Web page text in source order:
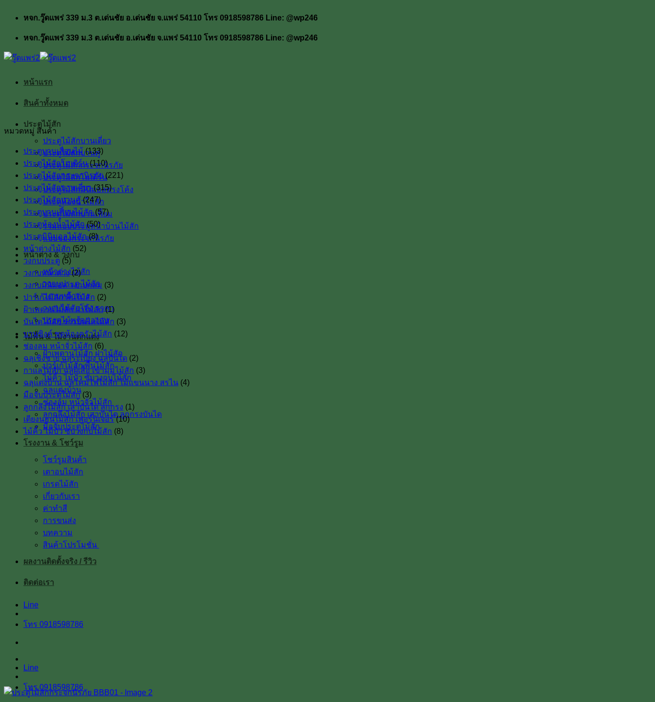
หจก.วู๊ดแพร่ 339 ม.3 ต.เด่นชัย อ.เด่นชัย จ.แพร่ 54110 โทร 0918598786 Line: @wp246
หจก.วู๊ดแพร่ 339 ม.3 ต.เด่นชัย อ.เด่นชัย จ.แพร่ 54110 โทร 0918598786 Line: @wp246
หน้าแรก
สินค้าทั้งหมด
ประตูไม้สัก
ประตูไม้สักบานเดี่ยว
ประตูไม้สักบานคู่
ประตูไม้สักกระจกนิรภัย
ประตูไม้สักโมเดิร์น
ประตูไม้สักมินิมอลทรงโค้ง
ประตูห้องน้ำไม้สัก
ประตูไม้สักบานเฟี้ยม
รวมแบบประตูหน้าบ้านไม้สัก
แบบของกระจกนิรภัย
หน้าต่าง & วงกบ
หน้าต่างไม้สัก
วงกบประตู ไม้สัก
วงกบหน้าต่าง
วงกบไม้สักโค้ง ราคา
ประตูไม้พร้อมวงกบ
ไม้พื้น & ไม้งานตกแต่ง
ฝ้าเพดานไม้สัก ฝาไม้สัก
ปาร์เก้ไม้สัก พื้นไม้สัก
ไม้คิ้ว ไม้บัว ซับวงกบไม้สัก
ฉลุแต่งบ้าน
ช่องลม หน้าจั่วไม้สัก
ลูกกลึงไม้สัก เสาบันได ลูกกรงบันได
มือจับประตูไม้สัก
โรงงาน & โชว์รูม
โชว์รูมสินค้า
เตาอบไม้สัก
เกรดไม้สัก
เกี่ยวกับเรา
ค่าทำสี
การขนส่ง
บทความ
สินค้าโปรโมชั่น
ผลงานติดตั้งจริง / รีวิว
ติดต่อเรา
Line
โทร 0918598786
Line
โทร 0918598786
หมวดหมู่ สินค้า
ประตูบานเลื่อนไม้ (133)
ประตูไม้สักโมเดิร์น (110)
ประตูไม้สักกระจกนิรภัย (221)
ประตูไม้สักบานเดี่ยว (315)
ประตูไม้สักบานคู่ (247)
ประตูบานเฟี้ยมไม้สัก (57)
ประตูห้องน้ำไม้สัก (50)
ประตูมินิมอลไม้สัก (8)
หน้าต่างไม้สัก (52)
วงกบประตู (5)
วงกบหน้าต่าง (2)
วงกบมินิมอล วงกบกลม (3)
ปาร์เก้ไม้สัก พื้นไม้สัก (2)
ฝ้าเพดานไม้สัก ฝาไม้สัก (1)
บันไดไม้สัก ราวบันไดไม้สัก (3)
บานซิงค์ ชุดห้องครัวไม้สัก (12)
ช่องลม หน้าจั่วไม้สัก (6)
ฉลุเชิงชาย ฉลุระเบียง ฉลุบันได (2)
กาแลไม้สัก ฉลุผีเสื้อ เข้ามุมไม้สัก (3)
ฉลุแต่งบ้าน ฉลุโคมไฟไม้สัก ไม้เเขนนาง สรไน (4)
มือจับประตูไม้สัก (3)
ลูกกลึงไม้สัก เสาบันใด ลูกกรง (1)
เตียงนอนไม้สัก เฟอร์นิเจอร์ (10)
ไม้คิ้ว ไม้บัว ซับวงกบไม้สัก (8)